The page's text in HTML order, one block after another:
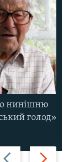
Вперед
нинішню
голод»